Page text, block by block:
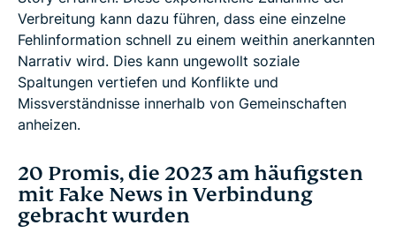
Verbreitung kann dazu führen, dass eine einzelne
Fehlinformation schnell zu einem weithin anerkannten
Narrativ wird. Dies kann ungewollt soziale
Spaltungen vertiefen und Konflikte und
Missverständnisse innerhalb von Gemeinschaften
anheizen.
20 Promis, die 2023 am häufigsten
mit Fake News in Verbindung
gebracht wurden